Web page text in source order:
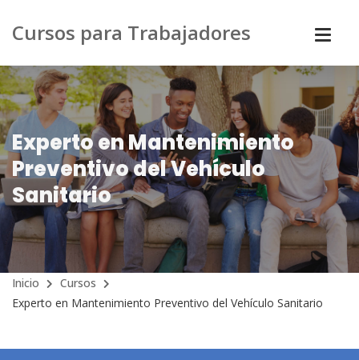
Cursos para Trabajadores
Experto en Mantenimiento
Preventivo del Vehículo
Sanitario
Inicio
Cursos
Experto en Mantenimiento Preventivo del Vehículo Sanitario